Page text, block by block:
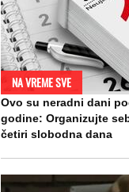
NA VREME SVE
Ovo su neradni dani
godine: Organizujte
četiri slobodna dana